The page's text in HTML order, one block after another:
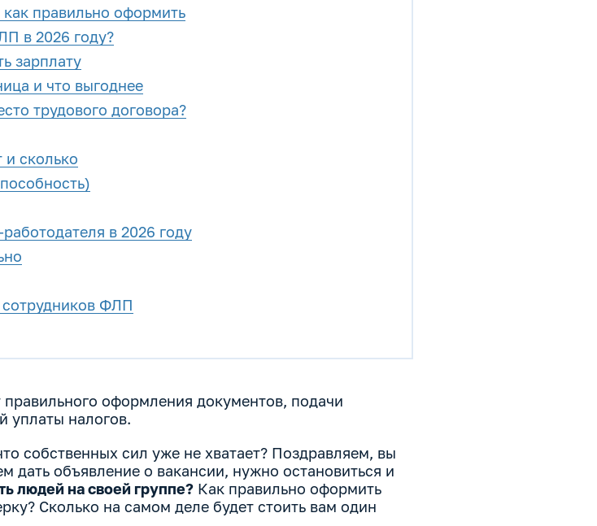
правильно оформить
в 2026 году?
зарплату
и что выгоднее
трудового договора?
и сколько
в 2026 году
ФЛП
оформления документов, подачи
уплаты налогов.
собственных сил уже не хватает? Поздравляем, вы
дать объявление о вакансии, нужно остановиться и
людей на своей группе?Как правильно оформить
Сколько на самом деле будет стоить вам один